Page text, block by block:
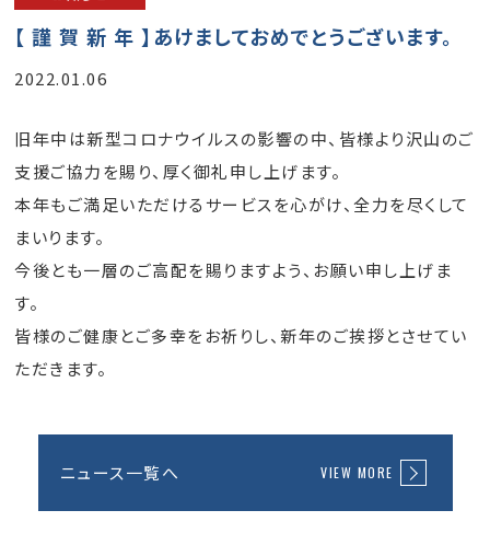
【 謹 賀 新 年 】あけましておめでとうございます。
2022.01.06
旧年中は新型コロナウイルスの影響の中、皆様より沢山のご
支援ご協力を賜り、厚く御礼申し上げます。
本年もご満足いただけるサービスを心がけ、全力を尽くして
まいります。
今後とも一層のご高配を賜りますよう、お願い申し上げま
す。
皆様のご健康とご多幸をお祈りし、新年のご挨拶とさせてい
ただきます。
ニュース一覧へ VIEW MORE